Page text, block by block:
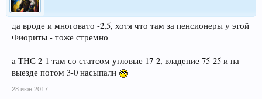
да вроде и многовато -2,5, хотя что там за пенсионеры у этой
Фиориты - тоже стремно
а ТНС 2-1 там со статсом угловые 17-2, владение 75-25 и на
выезде потом 3-0 насыпали
28 июн 2017